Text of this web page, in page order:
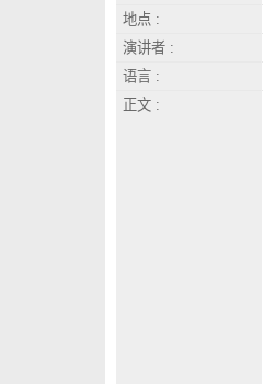
地点 :
演讲者 :
语言 :
正文 :